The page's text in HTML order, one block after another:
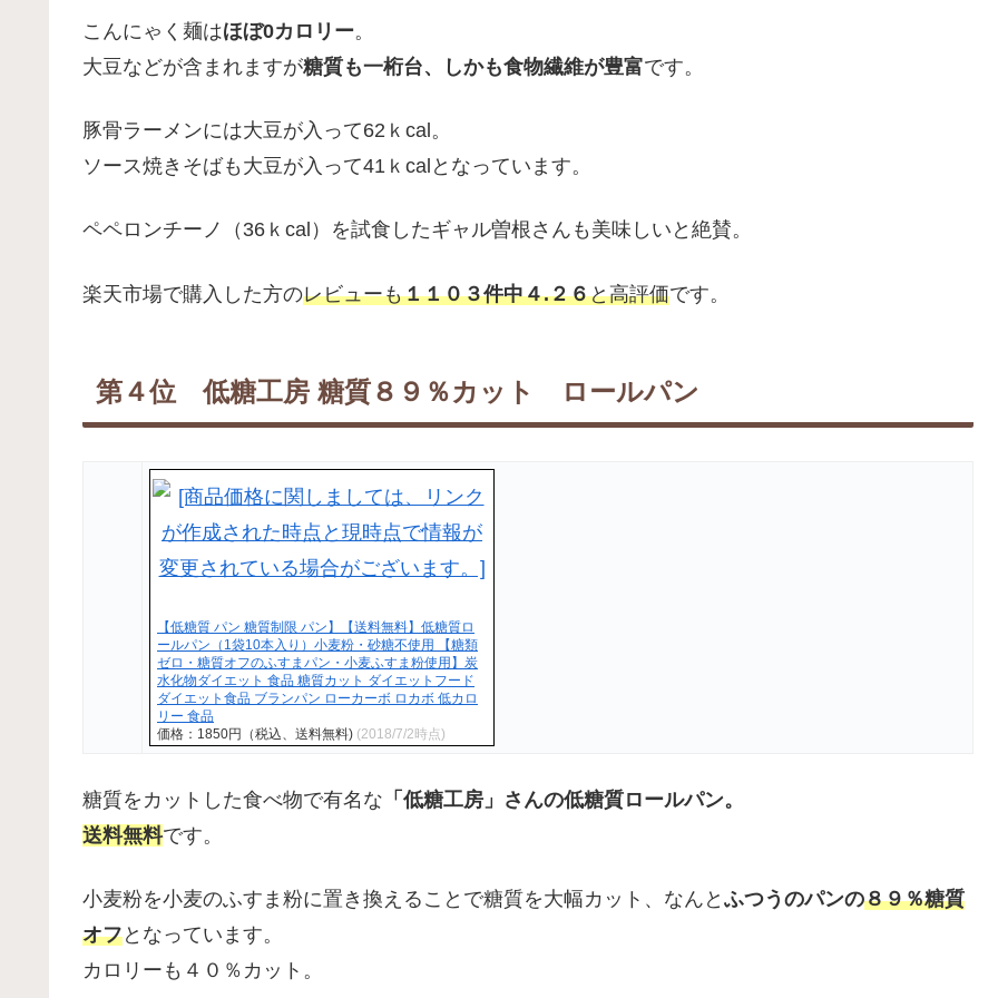
こんにゃく麺はほぼ0カロリー。
大豆などが含まれますが糖質も一桁台、しかも食物繊維が豊富です。
豚骨ラーメンには大豆が入って62ｋcal。
ソース焼きそばも大豆が入って41ｋcalとなっています。
ペペロンチーノ（36ｋcal）を試食したギャル曽根さんも美味しいと絶賛。
楽天市場で購入した方のレビューも１１０３件中４.２６と高評価です。
第４位 低糖工房 糖質８９％カット ロールパン
【低糖質 パン 糖質制限 パン】【送料無料】低糖質ロ
ールパン（1袋10本入り）小麦粉・砂糖不使用 【糖類
ゼロ・糖質オフのふすまパン・小麦ふすま粉使用】炭
水化物ダイエット 食品 糖質カット ダイエットフード
ダイエット食品 ブランパン ローカーボ ロカボ 低カロ
リー 食品
価格：1850円（税込、送料無料) (2018/7/2時点)
糖質をカットした食べ物で有名な 「低糖工房」さんの低糖質ロールパン。
送料無料です。
小麦粉を小麦のふすま粉に置き換えることで糖質を大幅カット、なんと ふつうのパンの８９％糖質
オフとなっています。
カロリーも４０％カット。